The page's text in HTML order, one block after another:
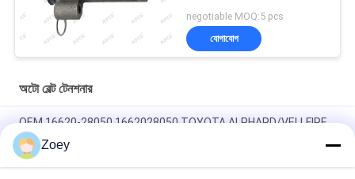
negotiable MOQ:5 pcs
যোগাযোগ
অটো বেল্ট টেনশনার
OEM 16620-28050 1662028050 TOYOTA ALPHARD/VELLFIRE
এর জন্য বেল্ট টেনশনার।4
54.90 মিমি বাইরের ব্যাসার্ধ Mazdaspeed 6 Alternator with 7 Grooves
Zoey